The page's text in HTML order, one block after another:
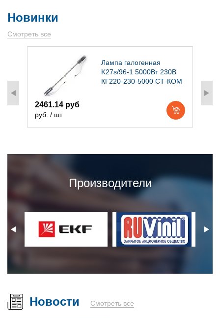
Новинки
Смотреть все
Лампа галогенная
K27s/96-1 5000Вт 230В
КГ220-230-5000 СТ-КОМ
2461.14 руб
руб. / шт
Производители
Новости Смотреть все